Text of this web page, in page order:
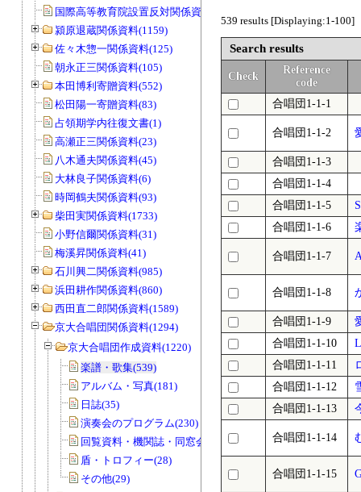
国際高等教育院設置反対関係資料(20)
潁原退蔵関係資料(1159)
佐々木惣一関係資料(125)
朝永正三関係資料(105)
本田博利寄贈資料(552)
松田陽一寄贈資料(83)
占領期学内往復文書(1)
高瀬正三関係資料(23)
八木通夫関係資料(45)
大林良子関係資料(6)
時岡鶴夫関係資料(93)
柴田実関係資料(1733)
小野信爾関係資料(31)
梅溪昇関係資料(41)
石川興二関係資料(985)
浜田耕作関係資料(860)
西田直二郎関係資料(1589)
京大合唱団関係資料(1294)
京大合唱団作成資料(1220)
楽譜・歌集(539)
アルバム・写真(181)
日誌(35)
演奏会のプログラム(230)
回覧資料・機関誌・同窓会誌(178)
盾・トロフィー(28)
その他(29)
539 results [Displaying:1-100]
Search results
Check
Reference
code
合唱団1-1-1
合唱団1-1-2
合唱団1-1-3
合唱団1-1-4
合唱団1-1-5
合唱団1-1-6
合唱団1-1-7
合唱団1-1-8
合唱団1-1-9
合唱団1-1-10
合唱団1-1-11
合唱団1-1-12
合唱団1-1-13
合唱団1-1-14
合唱団1-1-15